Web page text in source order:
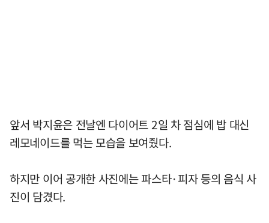
앞서 박지윤은 전날엔 다이어트 2일 차 점심에 밥 대신
레모네이드를 먹는 모습을 보여줬다.
하지만 이어 공개한 사진에는 파스타·피자 등의 음식 사
진이 담겼다.